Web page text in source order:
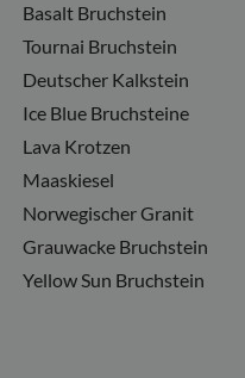
Basalt Bruchstein
Tournai Bruchstein
Deutscher Kalkstein
Ice Blue Bruchsteine
Lava Krotzen
Maaskiesel
Norwegischer Granit
Grauwacke Bruchstein
Yellow Sun Bruchstein